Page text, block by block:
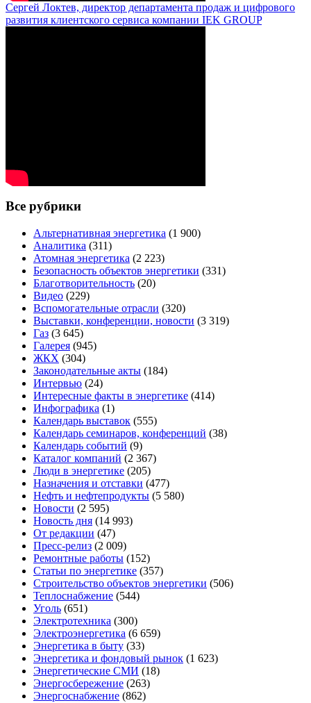
Сергей Локтев, директор департамента продаж и цифрового
развития клиентского сервиса компании IEK GROUP
Все рубрики
Альтернативная энергетика (1 900)
Аналитика (311)
Атомная энергетика (2 223)
Безопасность объектов энергетики (331)
Благотворительность (20)
Видео (229)
Вспомогательные отрасли (320)
Выставки, конференции, новости (3 319)
Газ (3 645)
Галерея (945)
ЖКХ (304)
Законодательные акты (184)
Интервью (24)
Интересные факты в энергетике (414)
Инфографика (1)
Календарь выставок (555)
Календарь семинаров, конференций (38)
Календарь событий (9)
Каталог компаний (2 367)
Люди в энергетике (205)
Назначения и отставки (477)
Нефть и нефтепродукты (5 580)
Новости (2 595)
Новость дня (14 993)
От редакции (47)
Пресс-релиз (2 009)
Ремонтные работы (152)
Статьи по энергетике (357)
Строительство объектов энергетики (506)
Теплоснабжение (544)
Уголь (651)
Электротехника (300)
Электроэнергетика (6 659)
Энергетика в быту (33)
Энергетика и фондовый рынок (1 623)
Энергетические СМИ (18)
Энергосбережение (263)
Энергоснабжение (862)